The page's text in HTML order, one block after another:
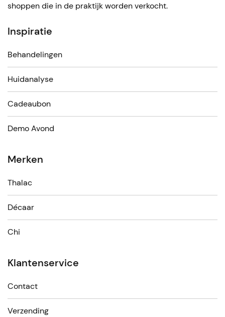
shoppen die in de praktijk worden verkocht.
Inspiratie
Behandelingen
Huidanalyse
Cadeaubon
Demo Avond
Merken
Thalac
Décaar
Chi
Klantenservice
Contact
Verzending